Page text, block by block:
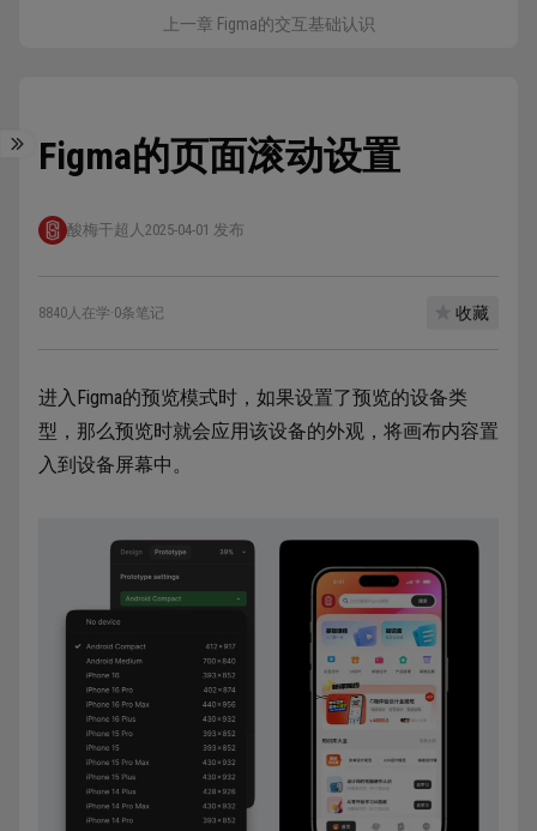
上一章 Figma的交互基础认识
Figma的页面滚动设置
酸梅干超人 2025-04-01 发布
8840人在学·0条笔记 收藏
进入Figma的预览模式时，如果设置了预览的设备类
型，那么预览时就会应用该设备的外观，将画布内容置
入到设备屏幕中。